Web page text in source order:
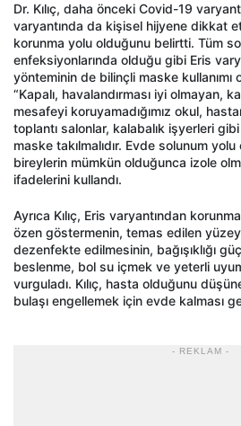
Dr. Kılıç, daha önceki Covid-19
varyantında da kişisel hijyene dikkat
korunma yolu olduğunu belirtti. Tüm
enfeksiyonlarında olduğu gibi Eris
yönteminin de bilinçli maske kullanımı
“Kapalı, havalandırması iyi olmayan,
mesafeyi koruyamadığımız okul,
toplantı salonlar, kalabalık işyerleri
maske takılmalıdır. Evde solunum
bireylerin mümkün olduğunca izole
ifadelerini kullandı.
Ayrıca Kılıç, Eris varyantından
özen göstermenin, temas edilen
dezenfekte edilmesinin, bağışıklığı
beslenme, bol su içmek ve yeterli
vurguladı. Kılıç, hasta olduğunu
bulaşı engellemek için evde kalması
- REKLAM -